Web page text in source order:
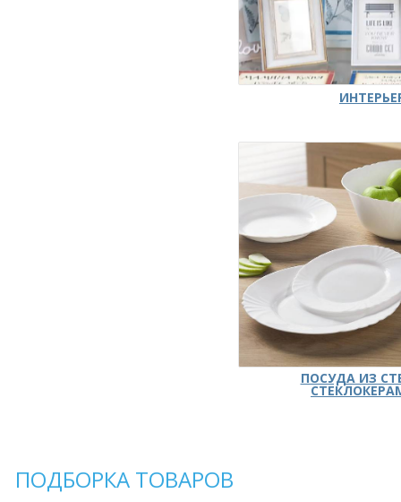
ПОСУДА ИЗ
ПОДБОРКА ТОВАРОВ